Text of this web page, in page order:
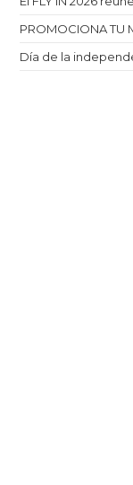
PROMOCIONA TU
Día de la